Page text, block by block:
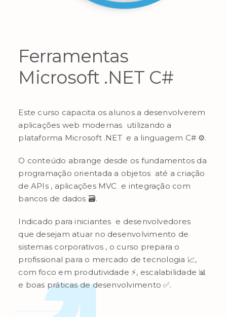
Ferramentas
Microsoft .NET C#
Este curso capacita os alunos a desenvolverem
aplicações web modernas utilizando a
plataforma Microsoft .NET e a linguagem C# ⚙️.
O conteúdo abrange desde os fundamentos da
programação orientada a objetos até a criação
de APIs , aplicações MVC e integração com
bancos de dados 🗃️.
Indicado para iniciantes e desenvolvedores
que desejam atuar no desenvolvimento de
sistemas corporativos , o curso prepara o
profissional para o mercado de tecnologia 📈,
com foco em produtividade ⚡, escalabilidade 📊
e boas práticas de desenvolvimento ✅.